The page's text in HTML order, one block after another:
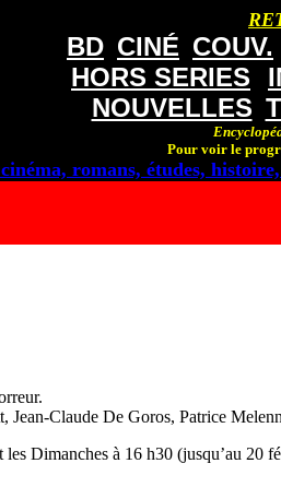
BD CINÉ COUV.
HORS SERIES
NOUVELLES
Pour voir le
romans, études,
Claude De Goros, Patrice
Dimanches à 16 h30 (jusqu’au 20